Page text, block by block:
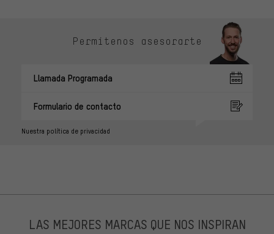
Permítenos asesorarte
Llamada Programada
Formulario de contacto
Nuestra política de privacidad
LAS MEJORES MARCAS QUE NOS INSPIRAN